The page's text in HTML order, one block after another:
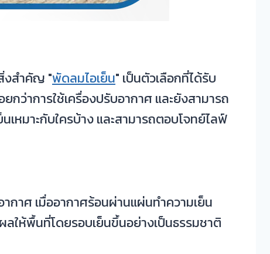
งสำคัญ "พัดลมไอเย็น" เป็นตัวเลือกที่ได้รับ
ว่าการใช้เครื่องปรับอากาศ และยังสามารถ
หมาะกับใครบ้าง และสามารถตอบโจทย์ไลฟ์
ศ เมื่ออากาศร้อนผ่านแผ่นทำความเย็น
ให้พื้นที่โดยรอบเย็นขึ้นอย่างเป็นธรรมชาติ